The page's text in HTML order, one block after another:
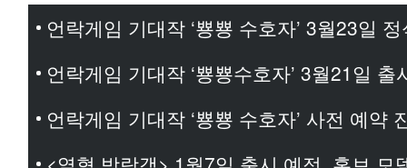
언락게임 기대작 ‘뿅뿅 수호자’ 3월23일
언락게임 기대작 ‘뿅뿅수호자’ 3월21일 출
언락게임 기대작 ‘뿅뿅 수호자’ 사전 예약